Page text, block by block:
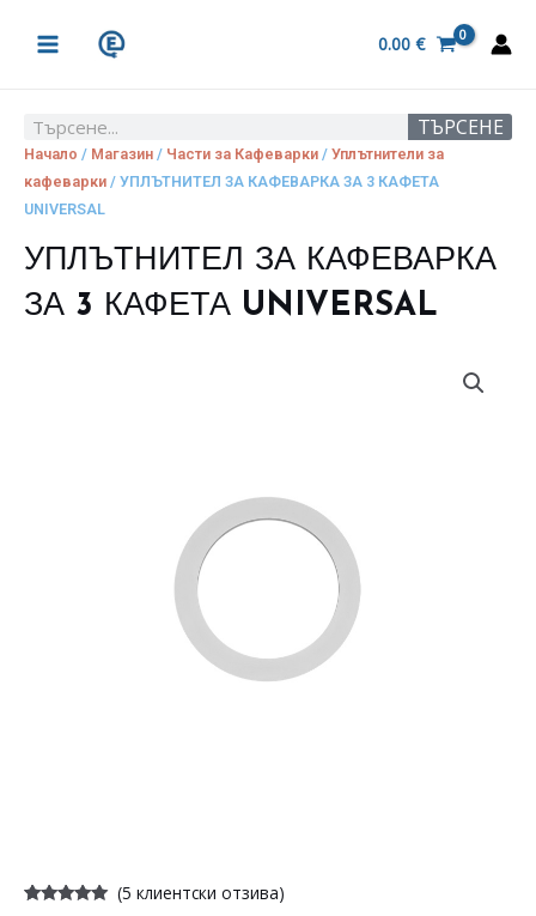
MENU
0.00 €
Search ТЪРСЕНЕ
Начало / Магазин / Части за Кафеварки / Уплътнители за
кафеварки / УПЛЪТНИТЕЛ ЗА КАФЕВАРКА ЗА 3 КАФЕТА
UNIVERSAL
УПЛЪТНИТЕЛ ЗА КАФЕВАРКА
ЗА 3 КАФЕТА UNIVERSAL
(5 клиентски отзива)